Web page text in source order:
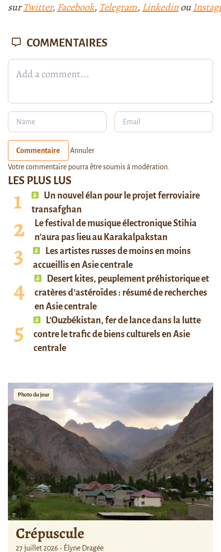
surTwitter, Facebook, Telegram, Linkedinou
LES PLUS LUS
Un nouvel élan pour le projet ferroviaire
transafghan
Le festival de musique électronique Stihia
n’aura pas lieu au Karakalpakstan
Les artistes russes de moins en moins
accueillis en Asie centrale
Desert kites, peuplement préhistorique et
cratères d’astéroïdes : résumé de recherches
en Asie centrale
L’Ouzbékistan, fer de lance dans la lutte
contre le trafic de biens culturels en Asie
centrale
Photo du jour
Crépuscule
27 juillet 2026 - Élyne Dragée
COMMENTAIRES
Commentaire Annuler
Votre commentaire pourra être soumis à modération.